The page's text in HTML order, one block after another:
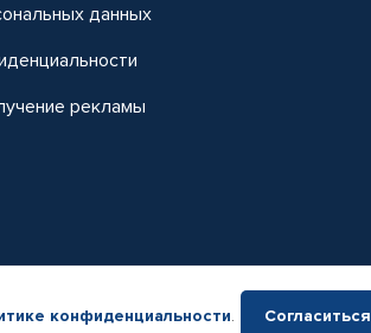
данных
рекламы
конфиденциальности. Согласиться